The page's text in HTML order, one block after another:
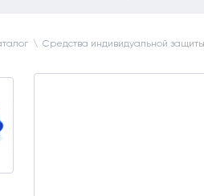
\ Средства индивидуальной защиты